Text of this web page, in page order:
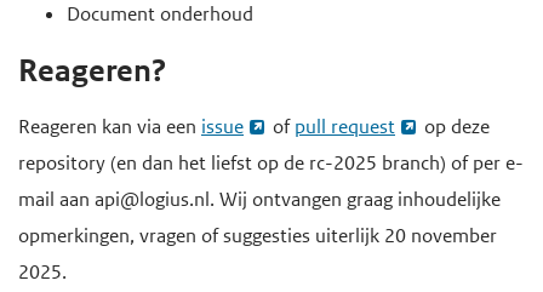
Document onderhoud
Reageren?
Reageren kan via een issue ofpull request
op deze
repository (en dan het liefst op de rc-2025 branch) of per e-
mail aan api@logius.nl. Wij ontvangen graag inhoudelijke
opmerkingen, vragen of suggesties uiterlijk 20 november
2025.